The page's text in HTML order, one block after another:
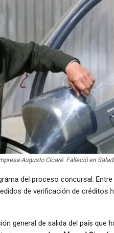
Augusto Cicaré. Falleció en
del proceso concursal.
de verificación de créditos
general de salida del país que